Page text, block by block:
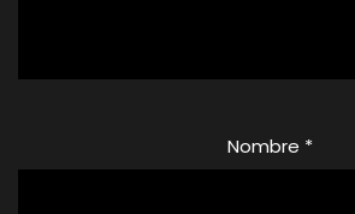
Nombre *